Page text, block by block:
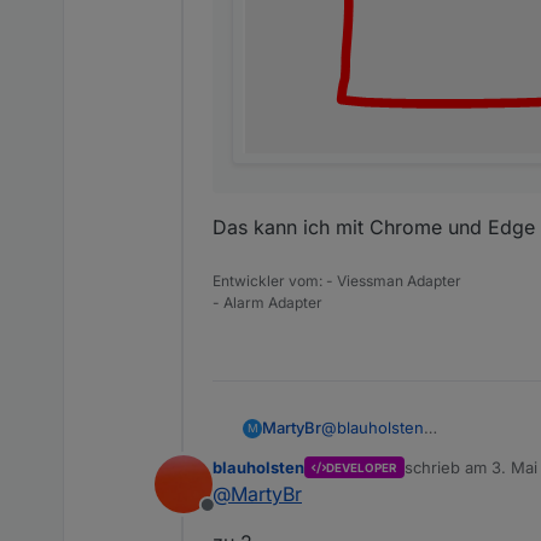
Das kann ich mit Chrome und
Entwickler vom: - Viessman Adapter
- Alarm Adapter
M MartyBr@blauholsten
Tipp geben:
Unscharf
Offline
blauholsten DEVELOPER schrieb am 3.
zuletzt editiert von
@MartyBr